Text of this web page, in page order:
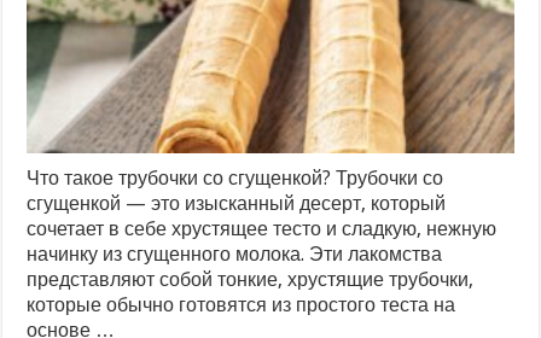
Что такое трубочки со сгущенкой? Трубочки со
сгущенкой — это изысканный десерт, который
сочетает в себе хрустящее тесто и сладкую, нежную
начинку из сгущенного молока. Эти лакомства
представляют собой тонкие, хрустящие трубочки,
которые обычно готовятся из простого теста на
основе …